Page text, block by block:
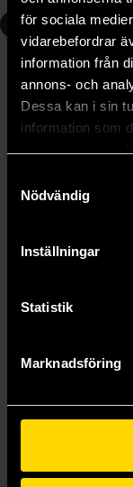
för sociala
vidarebefordrar
information från
annons- och
Dessa kan i sin
information som
Nödvändig
Inställningar
Statistik
Marknadsföring
The Ruthless Fae
159 kr